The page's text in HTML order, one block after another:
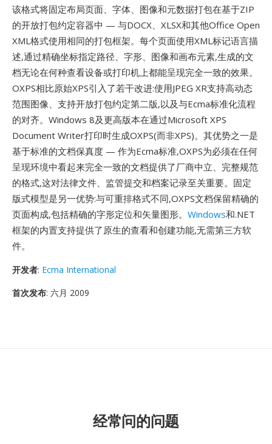
该格式将固定布局页面、字体、图像和元数据打包在基于ZIP
的开放打包约定容器中 — 与DOCX、XLSX和其他Office Open
XML格式使用相同的打包框架。每个页面使用XML标记语言描
述,通过精确坐标指定路径、字形、图像和画布元素,生成的文
档无论在何种查看设备或打印机上都能呈现完全一致的效果。
OXPS相比原始XPS引入了若干改进:使用JPEG XR支持高动态
范围图像、支持开放打包约定第二版,以及与Ecma标准化流程
的对齐。Windows 8及更高版本在通过Microsoft XPS
Document Writer打印时生成OXPS(而非XPS)。其优势之一是
基于标准的文档保真度 — 作为Ecma标准,OXPS为必须在任何
呈现环境中看起来完全一致的文档提供了厂商中立、完整规范
的格式,这对法律文件、监管提交和档案记录至关重要。固定
版式模型是另一优势:与可重排格式不同,OXPS文档保留精确的
页面构成,包括精确的字形定位和矢量图形。 Windows和.NET
框架的内置支持提供了原生的查看和创建功能,无需第三方软
件。
开发者: Ecma International
首次发布: 六月 2009
经常问的问题